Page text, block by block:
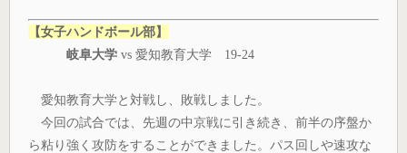
【女子ハンドボール部】
岐阜大学 vs 愛知教育大学 19-24
愛知教育大学と対戦し、敗戦しました。
今回の試合では、先週の中京戦に引き続き、前半の序盤か
ら粘り強く攻防をすることができました。パス回しや速攻な